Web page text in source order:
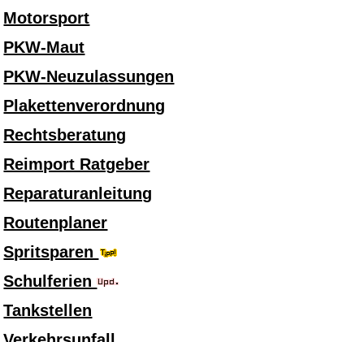
Motorsport
PKW-Maut
PKW-Neuzulassungen
Plakettenverordnung
Rechtsberatung
Reimport Ratgeber
Reparaturanleitung
Routenplaner
Spritsparen
Schulferien
Tankstellen